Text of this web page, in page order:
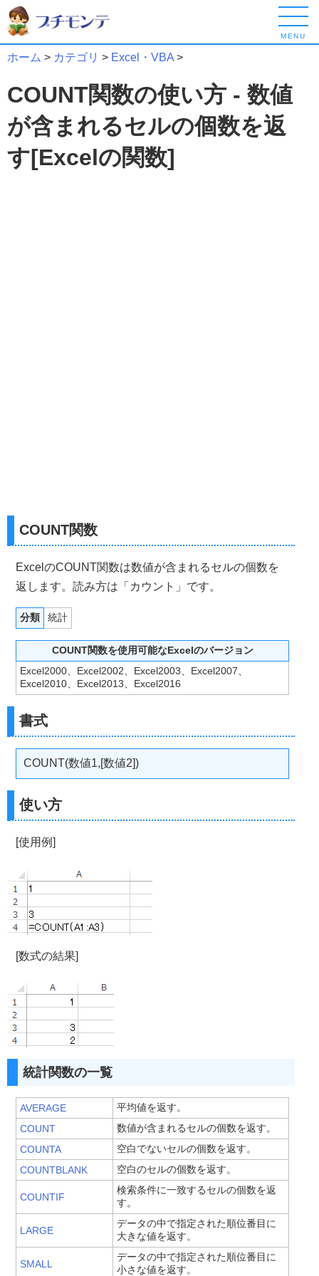
MENU
ホーム > カテゴリ > Excel・VBA>
COUNT関数の使い方 - 数値
が含まれるセルの個数を返
す[Excelの関数]
COUNT関数
ExcelのCOUNT関数は数値が含まれるセルの個数を
返します。読み方は「カウント」です。
分類 統計
COUNT関数を使用可能なExcelのバージョン
Excel2000、Excel2002、Excel2003、Excel2007、
Excel2010、Excel2013、Excel2016
書式
COUNT(数値1,[数値2])
使い方
[使用例]
[数式の結果]
統計関数の一覧
AVERAGE
平均値を返す。
COUNT
数値が含まれるセルの個数を返す。
COUNTA
空白でないセルの個数を返す。
COUNTBLANK
空白のセルの個数を返す。
COUNTIF
検索条件に一致するセルの個数を返
す。
LARGE
データの中で指定された順位番目に
大きな値を返す。
SMALL
データの中で指定された順位番目に
小さな値を返す。